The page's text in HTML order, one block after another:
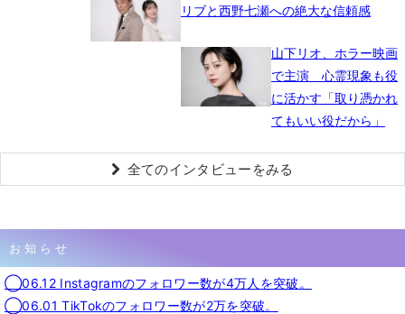
リブと西野七瀬への絶大な信頼感
山下リオ、ホラー映画
で主演 心霊現象も役
に活かす「取り憑かれ
てもいい役だから」
全てのインタビューをみる
お知らせ
◯06.12 Instagramのフォロワー数が4万人を突破。
◯06.01 TikTokのフォロワー数が2万を突破。